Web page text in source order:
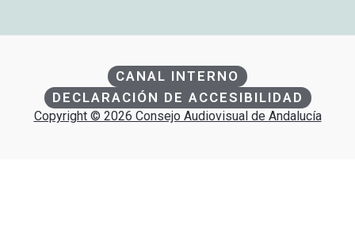
CANAL INTERNO
DECLARACIÓN DE ACCESIBILIDAD
Copyright © 2026 Consejo Audiovisual de Andalucía